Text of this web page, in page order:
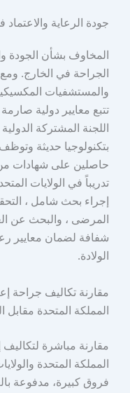
جودة الرعاية
المخاوف بشأن الجودة
الجراحة في الخارج.
والمستشفيات
تتبع معايير دولية
بتكنولوجيا حديثة
حاصلين على شهادات من
تدريباً في الولايات
إجراء بحث شامل ،
المرضى ، والبحث عن
شفافة لضمان معايير
الولادة.
مقارنة تكاليف جراحة
المملكة المتحدة مقابل
المملكة المتحدة
فروق كبيرة، مدفوعة